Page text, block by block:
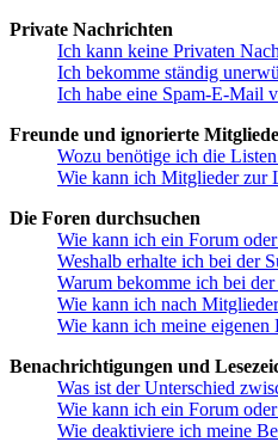
Private Nachrichten
Ich kann keine Privaten
Ich bekomme ständig
Ich habe eine Spam-E-Mail
Freunde und ignorierte
Wozu benötige ich die
Wie kann ich Mitglieder zur
Die Foren durchsuchen
Wie kann ich ein Forum
Weshalb erhalte ich bei der
Warum bekomme ich bei der
Wie kann ich nach
Wie kann ich meine
Benachrichtigungen und
Was ist der Unterschied
Wie kann ich ein Forum
Wie deaktiviere ich meine